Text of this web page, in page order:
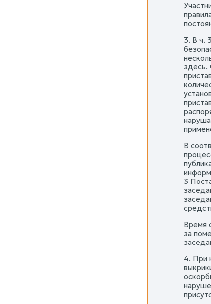
3. В ч.
здесь.
В
3
Время
за
4. При